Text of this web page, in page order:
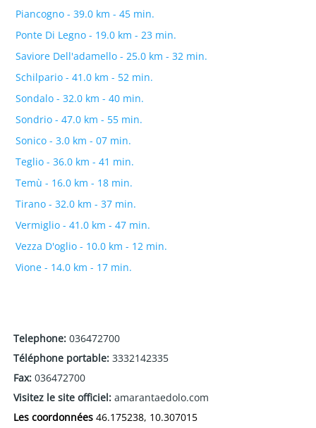
Piancogno - 39.0 km - 45 min.
Ponte Di Legno - 19.0 km - 23 min.
Saviore Dell'adamello - 25.0 km - 32 min.
Schilpario - 41.0 km - 52 min.
Sondalo - 32.0 km - 40 min.
Sondrio - 47.0 km - 55 min.
Sonico - 3.0 km - 07 min.
Teglio - 36.0 km - 41 min.
Temù - 16.0 km - 18 min.
Tirano - 32.0 km - 37 min.
Vermiglio - 41.0 km - 47 min.
Vezza D'oglio - 10.0 km - 12 min.
Vione - 14.0 km - 17 min.
Telephone: 036472700
Téléphone portable: 3332142335
Fax: 036472700
Visitez le site officiel: amarantaedolo.com
Les coordonnées 46.175238, 10.307015